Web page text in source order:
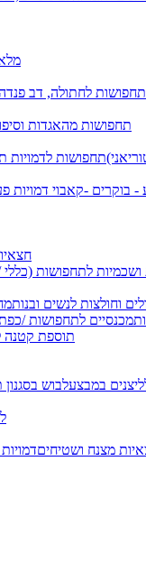
תחפושות לחתולה, דב
תחפושות מהאגדות
תחפושות לדמויות
בוקרים -קאבוי דמויות
ושכמיות לתחפושות (כללי
וחולצות לנשים ובנות
מכנסיים לתחפושות /
תוספת
במבצעלבוש בסגנון
מצנח ושטיחים